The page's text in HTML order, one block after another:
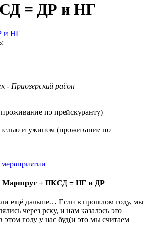
= ДР и НГ
- Приозерский район
по прейскуранту)
и ужином (проживание по
мероприятии
Маршрут + ПКСД = НГ и ДР
ещё дальше… Если в прошлом году, мы
через реку, и нам казалось это
этом году у нас буд(и это мы считаем